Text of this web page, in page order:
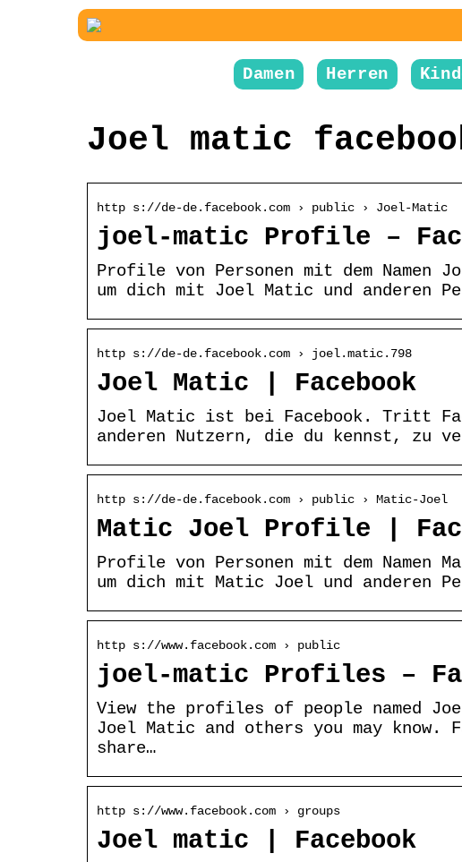
Damen Herren
Joel matic
http s://de-de.facebook.com › public › Joel-Matic
joel-matic Profile –
Profile von Personen mit dem
um dich mit Joel Matic und anderen
http s://de-de.facebook.com › joel.matic.798
Joel Matic | Facebook
Joel Matic ist bei Facebook. Tritt
anderen Nutzern, die du kennst, zu
http s://de-de.facebook.com › public › Matic-Joel
Matic Joel Profile |
Profile von Personen mit dem
um dich mit Matic Joel und anderen
http s://www.facebook.com › public
joel-matic Profiles –
View the profiles of people named
Joel Matic and others you may know.
share…
http s://www.facebook.com › groups
Joel matic | Facebook